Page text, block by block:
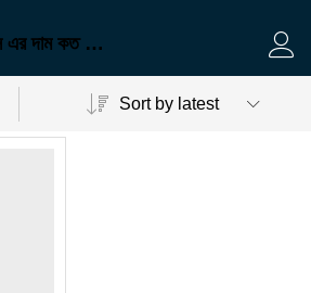
বাংলাদেশে পিএবিএক্স এর দাম কত – প্যানাসনিক / আইকি / ভারভেক্স
Sort by latest